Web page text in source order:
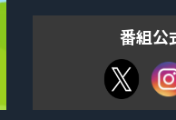
番組公